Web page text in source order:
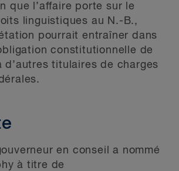
que l’affaire porte sur le
linguistiques au N.-B.,
pourrait entraîner dans
constitutionnelle de
d’autres titulaires de charges
en conseil a nommé
à titre de